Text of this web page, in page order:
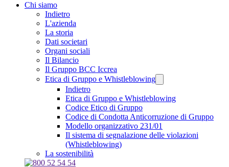
Chi siamo
Indietro
L'azienda
La storia
Dati societari
Organi sociali
Il Bilancio
Il Gruppo BCC Iccrea
Etica di Gruppo e Whistleblowing
Indietro
Etica di Gruppo e Whistleblowing
Codice Etico di Gruppo
Codice di Condotta Anticorruzione di Gruppo
Modello organizzativo 231/01
Il sistema di segnalazione delle violazioni
(Whistleblowing)
La sostenibilità